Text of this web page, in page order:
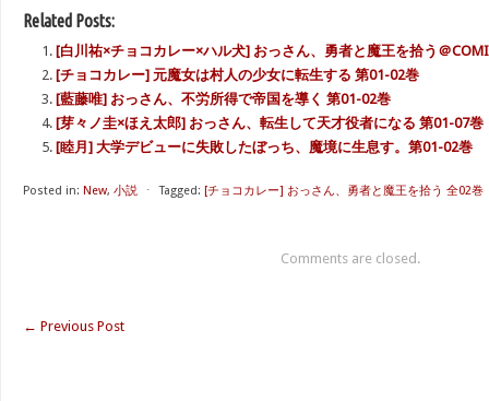
Related Posts:
[白川祐×チョコカレー×ハル犬] おっさん、勇者と魔王を拾う＠
[チョコカレー] 元魔女は村人の少女に転生する 第01-02巻
[藍藤唯] おっさん、不労所得で帝国を導く 第01-02巻
[芽々ノ圭×ほえ太郎] おっさん、転生して天才役者になる 第01-07巻
[睦月] 大学デビューに失敗したぼっち、魔境に生息す。第01-02巻
Posted in: New, 小説 ⋅ Tagged: [チョコカレー] おっさん、勇者と魔王を拾う 全02巻
Comments are closed.
← Previous Post